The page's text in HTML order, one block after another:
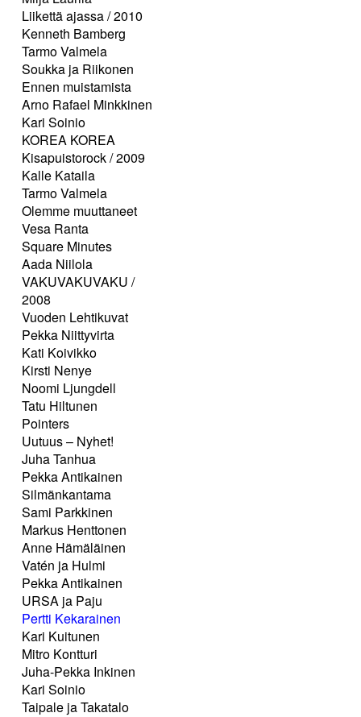
Liikettä ajassa / 2010
Kenneth Bamberg
Tarmo Valmela
Soukka ja Riikonen
Ennen muistamista
Arno Rafael Minkkinen
Kari Soinio
KOREA KOREA
Kisapuistorock / 2009
Kalle Kataila
Tarmo Valmela
Olemme muuttaneet
Vesa Ranta
Square Minutes
Aada Niilola
VAKUVAKUVAKU /
2008
Vuoden Lehtikuvat
Pekka Niittyvirta
Kati Koivikko
Kirsti Nenye
Noomi Ljungdell
Tatu Hiltunen
Pointers
Uutuus – Nyhet!
Juha Tanhua
Pekka Antikainen
Silmänkantama
Sami Parkkinen
Markus Henttonen
Anne Hämäläinen
Vatén ja Hulmi
Pekka Antikainen
URSA ja Paju
Pertti Kekarainen
Kari Kuitunen
Mitro Kontturi
Juha-Pekka Inkinen
Kari Soinio
Taipale ja Takatalo